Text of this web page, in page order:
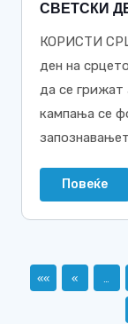
СВЕТСКИ
КОРИСТИ
ден на
да се грижат
кампања се
Повеќе
«« « …